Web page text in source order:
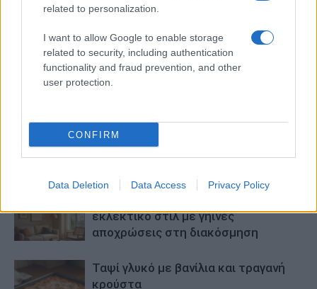
related to personalization.
I want to allow Google to enable storage
related to security, including authentication
functionality and fraud prevention, and other
user protection.
CONFIRM
Data Deletion Data Access Privacy Policy
Προηγούμενο άρθρο
Η καλύτερη μαρινάδα! Η
τρυφερότητα του κρέατος σε
Παραδοσιακό γλυκό κανταΐφι
εκλεκτικό στιλ με γήινες
αποχρώσεις στη διακόσμηση
Ταψί γλυκό με βανίλια και τραγανή
κρούστα